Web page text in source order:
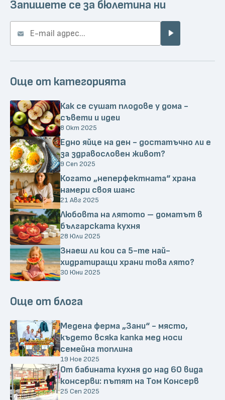
Запишете се за бюлетина ни
Още от категорията
Как се сушат плодове у дома -
съвети и идеи
8 Окт 2025
Едно яйце на ден - достатъчно ли е
за здравословен живот?
9 Сеп 2025
Когато „неперфектната“ храна
намери своя шанс
21 Авг 2025
Любовта на лятото – доматът в
българската кухня
28 Юли 2025
Знаеш ли кои са 5-те най-
хидратиращи храни това лято?
30 Юни 2025
Още от блога
Медена ферма „Зани“ - място,
където всяка капка мед носи
семейна топлина
19 Ное 2025
От бабината кухня до над 60 вида
консерви: пътят на Том Консерв
25 Сеп 2025